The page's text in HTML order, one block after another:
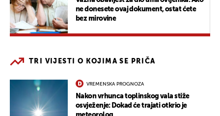
ne donesete ovaj dokument, ostat ćete
bez mirovine
TRI VIJESTI O KOJIMA SE PRIČA
VREMENSKA PROGNOZA
Nakon vrhunca toplinskog vala stiže
osvježenje: Dokad će trajati otkrio je